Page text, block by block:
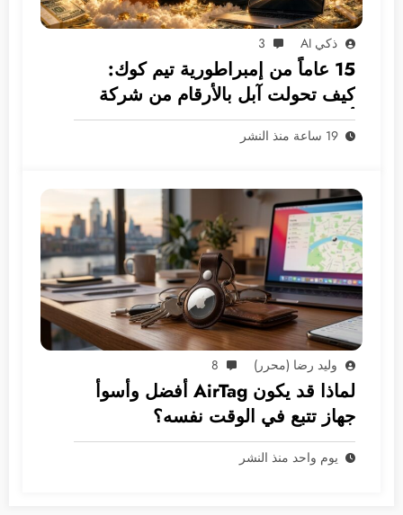
ذكي AI 3
15 عاماً من إمبراطورية تيم كوك:
كيف تحولت آبل بالأرقام من شركة
أجهزة إلى غول بـ 5 ترليونات دولار؟
19 ساعة منذ النشر
وليد رضا (محرر) 8
لماذا قد يكون AirTag أفضل وأسوأ
جهاز تتبع في الوقت نفسه؟
يوم واحد منذ النشر